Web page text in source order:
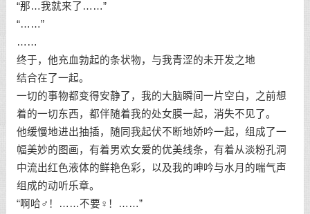
“那…我就来了……”
“……”
……
终于，他充血勃起的条状物，与我青涩的未开发之地
结合在了一起。
一切的事物都变得安静了，我的大脑瞬间一片空白，之前想
着的一切东西，都伴随着我的处女膜一起，消失不见了。
他缓慢地进出抽插，随同我起伏不断地娇吟一起，组成了一
幅美妙的图画，有着男欢女爱的优美线条，有着从淡粉孔洞
中流出红色液体的鲜艳色彩，以及我的呻吟与水月的喘气声
组成的动听乐章。
“啊哈♂！……不要♀！……”